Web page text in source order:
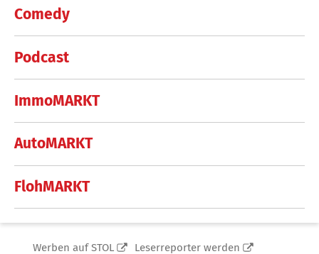
Comedy
Podcast
ImmoMARKT
AutoMARKT
FlohMARKT
Werben auf STOL
Leserreporter werden